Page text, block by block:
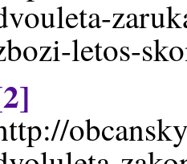
letos-